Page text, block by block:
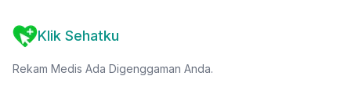
Klik Sehatku
Rekam Medis Ada Digenggaman Anda.